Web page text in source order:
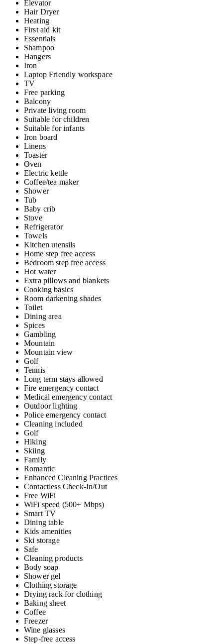
Elevator
Hair Dryer
Heating
First aid kit
Essentials
Shampoo
Hangers
Iron
Laptop Friendly workspace
TV
Free parking
Balcony
Private living room
Suitable for children
Suitable for infants
Iron board
Linens
Toaster
Oven
Electric kettle
Coffee/tea maker
Shower
Tub
Baby crib
Stove
Refrigerator
Towels
Kitchen utensils
Home step free access
Bedroom step free access
Hot water
Extra pillows and blankets
Cooking basics
Room darkening shades
Toilet
Dining area
Spices
Gambling
Mountain
Mountain view
Golf
Tennis
Long term stays allowed
Fire emergency contact
Medical emergency contact
Outdoor lighting
Police emergency contact
Cleaning included
Golf
Hiking
Skiing
Family
Romantic
Enhanced Cleaning Practices
Contactless Check-In/Out
Free WiFi
WiFi speed (500+ Mbps)
Smart TV
Dining table
Kids amenities
Ski storage
Safe
Cleaning products
Body soap
Shower gel
Clothing storage
Drying rack for clothing
Baking sheet
Coffee
Freezer
Wine glasses
Step-free access